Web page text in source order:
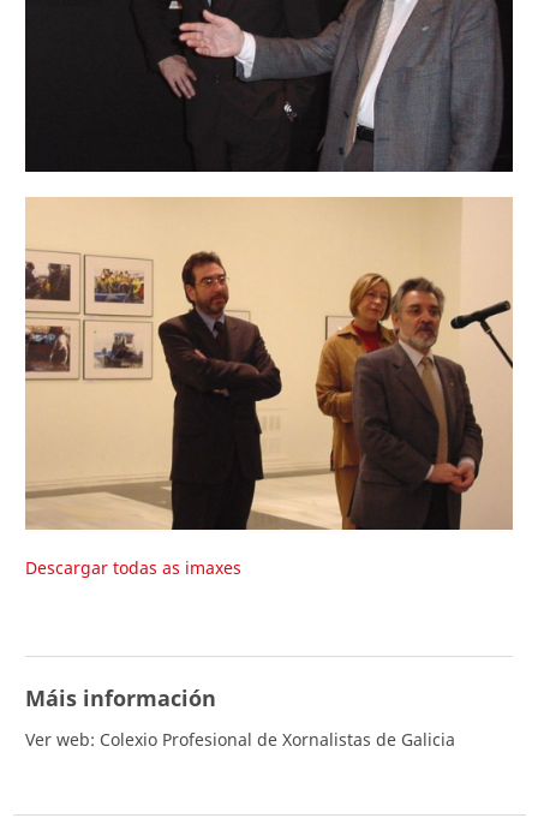
Descargar todas as imaxes
Máis información
Ver web: Colexio Profesional de Xornalistas de Galicia